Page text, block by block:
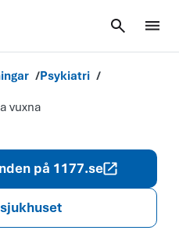
Psykiatri
vuxna
för unga
på 1177.se